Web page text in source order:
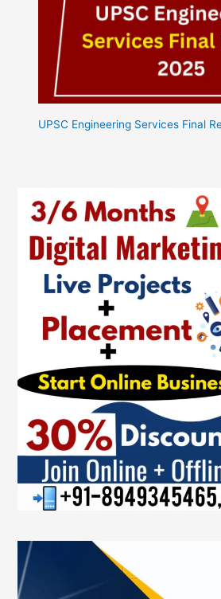
UPSC Engineering Services Final